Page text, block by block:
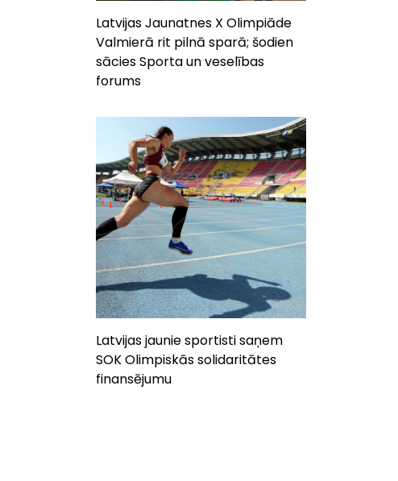
Latvijas Jaunatnes X Olimpiāde
Valmierā rit pilnā sparā; šodien
sācies Sporta un veselības
forums
Latvijas jaunie sportisti saņem
SOK Olimpiskās solidaritātes
finansējumu